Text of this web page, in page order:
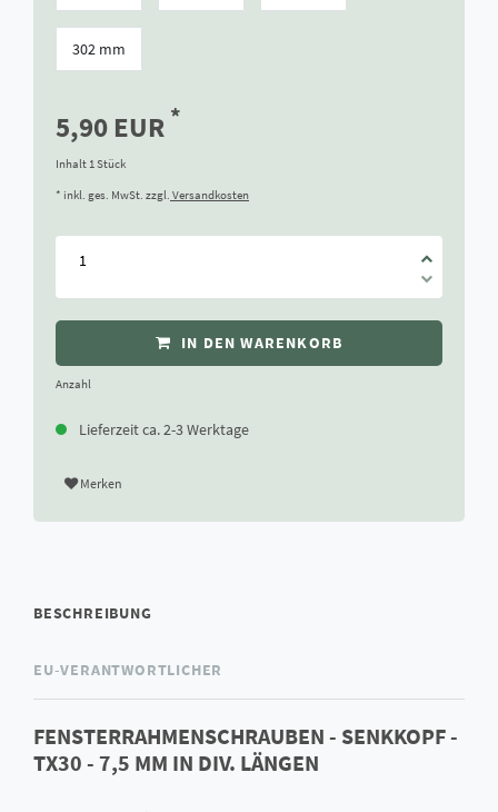
302 mm
5,90 EUR *
Inhalt 1 Stück
* inkl. ges. MwSt. zzgl. Versandkosten
IN DEN WARENKORB
Anzahl
Lieferzeit ca. 2-3 Werktage
Merken
BESCHREIBUNG
EU-VERANTWORTLICHER
FENSTERRAHMENSCHRAUBEN - SENKKOPF -
TX30 - 7,5 MM IN DIV. LÄNGEN